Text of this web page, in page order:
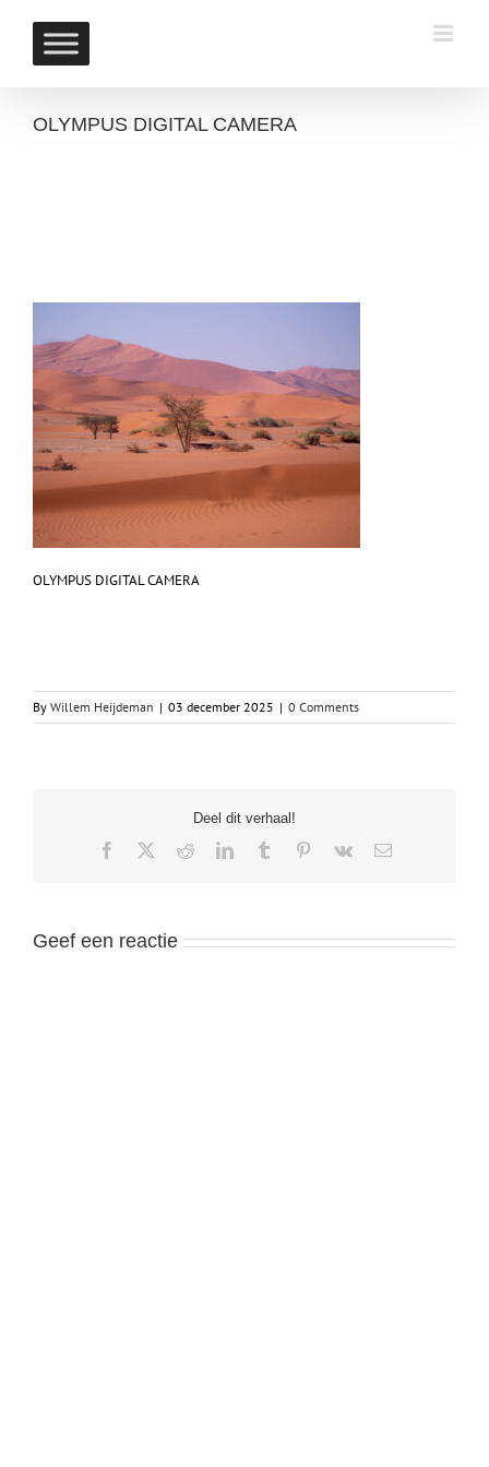
content
OLYMPUS DIGITAL CAMERA
OLYMPUS DIGITAL CAMERA
By Willem Heijdeman | 03 december 2025 | 0 Comments
Deel dit verhaal!
Facebook RedditLinkedInTumblr Pinterest
Vk Email
Geef een reactie